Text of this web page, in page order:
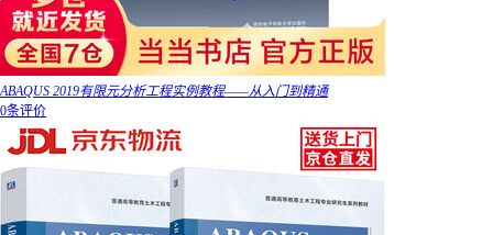
ABAQUS 2019有限元分析工程实例教程——从入门到精通
0条评价